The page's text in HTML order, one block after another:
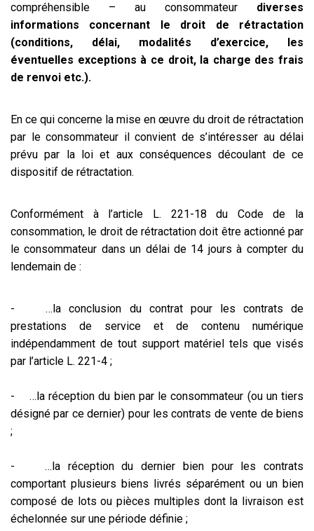
compréhensible – au consommateur diverses
informations concernant le droit de rétractation
(conditions, délai, modalités d’exercice, les
éventuelles exceptions à ce droit, la charge des frais
de renvoi etc.).
En ce qui concerne la mise en œuvre du droit de rétractation
par le consommateur il convient de s’intéresser au délai
prévu par la loi et aux conséquences découlant de ce
dispositif de rétractation.
Conformément à l’article L. 221-18 du Code de la
consommation, le droit de rétractation doit être actionné par
le consommateur dans un délai de 14 jours à compter du
lendemain de :
- …la conclusion du contrat pour les contrats de
prestations de service et de contenu numérique
indépendamment de tout support matériel tels que visés
par l’article L. 221-4 ;
- …la réception du bien par le consommateur (ou un tiers
désigné par ce dernier) pour les contrats de vente de biens
;
- …la réception du dernier bien pour les contrats
comportant plusieurs biens livrés séparément ou un bien
composé de lots ou pièces multiples dont la livraison est
échelonnée sur une période définie ;